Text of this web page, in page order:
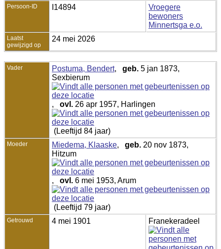
Persoon-ID I14894
Vroegere
bewoners
Minnertsga e.o.
Laatst
gewijzigd op
24 mei 2026
Vader Postuma, Bendert, geb. 5 jan 1873,
Sexbierum
, ovl. 26 apr 1957, Harlingen
(Leeftijd 84 jaar)
Moeder Miedema, Klaaske, geb. 20 nov 1873,
Hitzum
, ovl. 6 mei 1953, Arum
(Leeftijd 79 jaar)
Getrouwd 4 mei 1901 Franekeradeel